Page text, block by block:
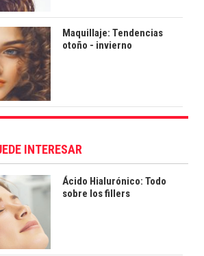
Maquillaje: Tendencias
otoño - invierno
INTERESAR
Ácido Hialurónico: Todo
sobre los fillers